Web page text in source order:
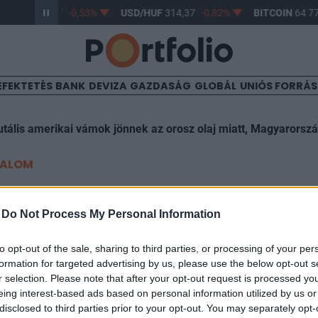
Do Not Process My Personal Information
opt-out of the sale, sharing to third parties, or processing of your
for targeted advertising by us, please use the below opt-out
selection. Please note that after your opt-out request is processed
interest-based ads based on personal information utilized by us
to third parties prior to your opt-out. You may separately
363,47 -0,53% USD/HUF314,37 -0,82% BITCOIN64
BANK DEVIZA GAZDASÁG GLOBÁL UNIÓS
amerikai vámok jönnek az orosz olaj miatt,
miniszter közölte Putyinnal, hogy Mariupol most már
Sky News. Korábban már beszámoltunk arról, hogy